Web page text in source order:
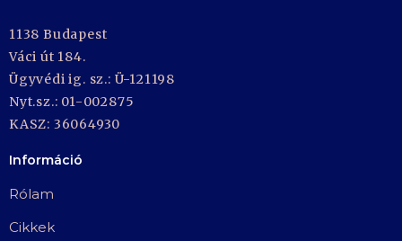
1138 Budapest
Váci út 184.
Ügyvédi ig. sz.: Ü-121198
Nyt.sz.: 01-002875
KASZ: 36064930
Információ
Rólam
Cikkek